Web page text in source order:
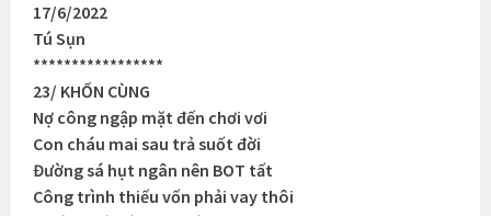
17/6/2022
Tú Sụn
*****************
23/ KHỐN CÙNG
Nợ công ngập mặt đến chơi vơi
Con cháu mai sau trả suốt đời
Đường sá hụt ngân nên BOT tất
Công trình thiếu vốn phải vay thôi